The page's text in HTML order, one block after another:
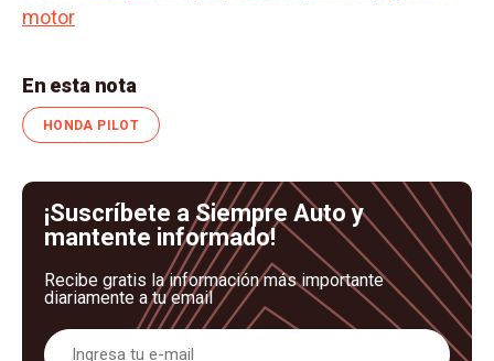
motor
En esta nota
HONDA PILOT
¡Suscríbete a Siempre Auto y
mantente informado!
Recibe gratis la información más importante
diariamente a tu email